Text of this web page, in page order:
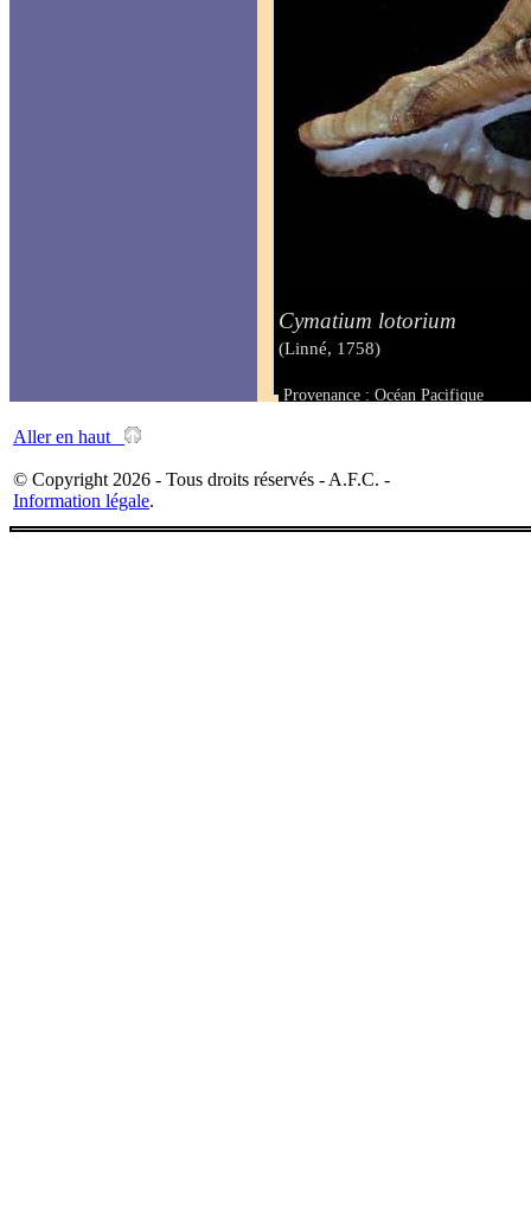
Cymatium lotorium
(Linné, 1758)
Provenance : Océan Pacifique
Aller en haut
© Copyright 2026 - Tous droits réservés - A.F.C. -
Information légale.